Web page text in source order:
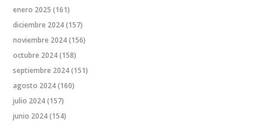
enero 2025 (161)
diciembre 2024(157)
noviembre 2024(156)
octubre 2024(158)
septiembre 2024(151)
agosto 2024(160)
julio 2024(157)
junio 2024(154)